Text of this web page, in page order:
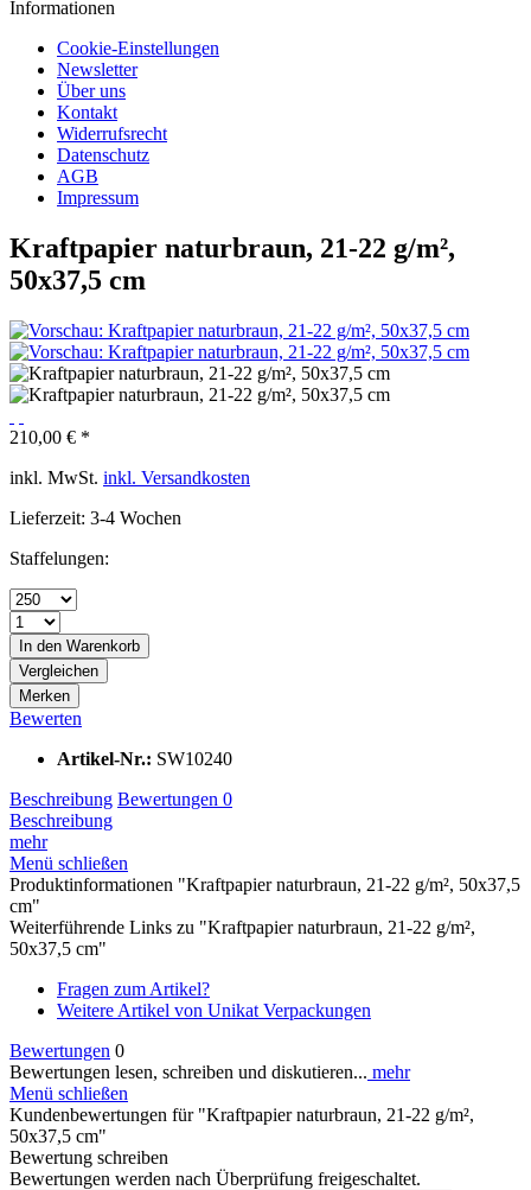
Informationen
Cookie-Einstellungen
Newsletter
Über uns
Kontakt
Widerrufsrecht
Datenschutz
AGB
Impressum
Kraftpapier naturbraun, 21-22 g/m²,
50x37,5 cm
210,00 € *
inkl. MwSt. inkl. Versandkosten
Lieferzeit: 3-4 Wochen
Staffelungen:
In den Warenkorb
Vergleichen
Merken
Bewerten
Artikel-Nr.: SW10240
Beschreibung Bewertungen 0
Beschreibung
mehr
Menü schließen
Produktinformationen "Kraftpapier naturbraun, 21-22 g/m², 50x37,5
cm"
Weiterführende Links zu "Kraftpapier naturbraun, 21-22 g/m²,
50x37,5 cm"
Fragen zum Artikel?
Weitere Artikel von Unikat Verpackungen
Bewertungen 0
Bewertungen lesen, schreiben und diskutieren... mehr
Menü schließen
Kundenbewertungen für "Kraftpapier naturbraun, 21-22 g/m²,
50x37,5 cm"
Bewertung schreiben
Bewertungen werden nach Überprüfung freigeschaltet.